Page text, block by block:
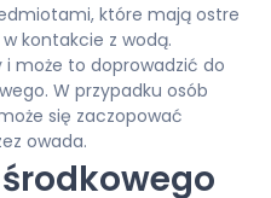
które mają ostre
kontakcie z wodą.
i może to doprowadzić do
W przypadku osób
się zaczopować
owada.